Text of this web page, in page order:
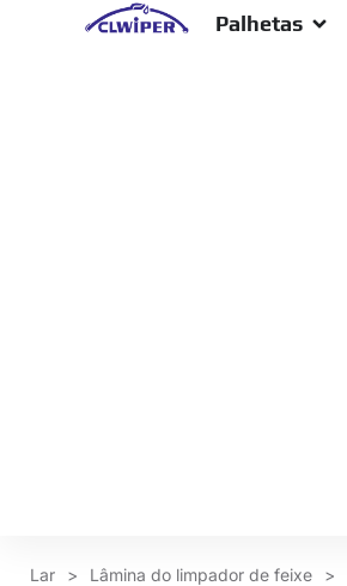
Palhetas
Lar > Lâmina do limpador de feixe >